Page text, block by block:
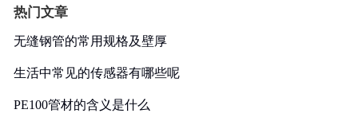
热门文章
无缝钢管的常用规格及壁厚
生活中常见的传感器有哪些呢
PE100管材的含义是什么